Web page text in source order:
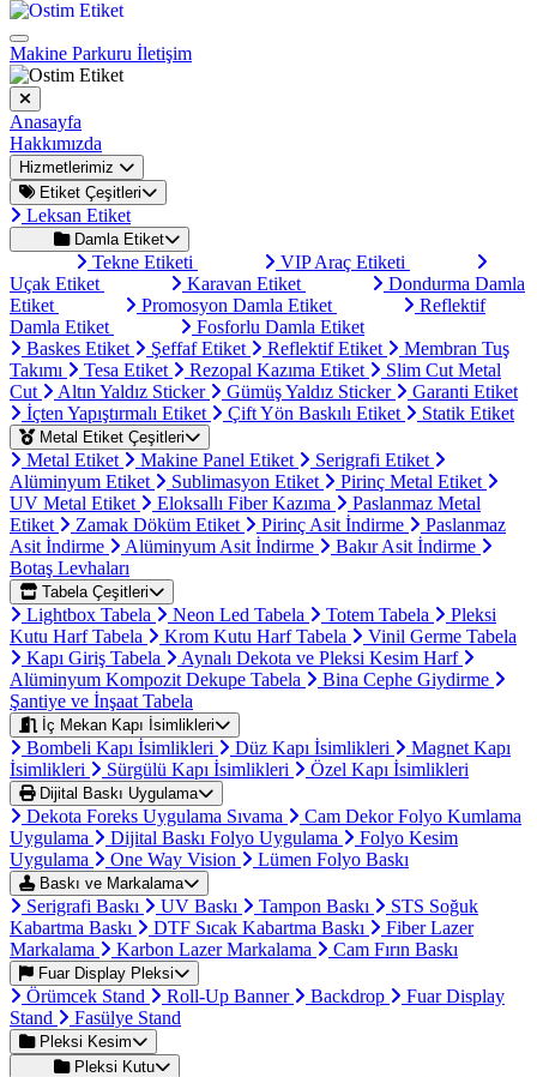
Makine Parkuru İletişim
Anasayfa
Hakkımızda
Hizmetlerimiz
Etiket Çeşitleri
Leksan Etiket
Damla Etiket
Tekne Etiketi
VIP Araç Etiketi
Uçak Etiket
Karavan Etiket
Dondurma Damla
Etiket
Promosyon Damla Etiket
Reflektif
Damla Etiket
Fosforlu Damla Etiket
Baskes Etiket
Şeffaf Etiket Reflektif Etiket
Membran Tuş
Takımı
Tesa Etiket Rezopal Kazıma Etiket
Slim Cut Metal
Cut
Altın Yaldız Sticker Gümüş Yaldız Sticker
Garanti Etiket
İçten Yapıştırmalı Etiket
Çift Yön Baskılı Etiket Statik Etiket
Metal Etiket Çeşitleri
Metal Etiket Makine Panel Etiket
Serigrafi Etiket
Alüminyum Etiket
Sublimasyon Etiket
Pirinç Metal Etiket
UV Metal Etiket
Eloksallı Fiber Kazıma
Paslanmaz Metal
Etiket
Zamak Döküm Etiket Pirinç Asit İndirme
Paslanmaz
Asit İndirme
Alüminyum Asit İndirme
Bakır Asit İndirme
Botaş Levhaları
Tabela Çeşitleri
Lightbox Tabela Neon Led Tabela Totem Tabela
Pleksi
Kutu Harf Tabela
Krom Kutu Harf Tabela
Vinil Germe Tabela
Kapı Giriş Tabela
Aynalı Dekota ve Pleksi Kesim Harf
Alüminyum Kompozit Dekupe Tabela
Bina Cephe Giydirme
Şantiye ve İnşaat Tabela
İç Mekan Kapı İsimlikleri
Bombeli Kapı İsimlikleri Düz Kapı İsimlikleri
Magnet Kapı
İsimlikleri
Sürgülü Kapı İsimlikleri Özel Kapı İsimlikleri
Dijital Baskı Uygulama
Dekota Foreks Uygulama Sıvama
Cam Dekor Folyo Kumlama
Uygulama
Dijital Baskı Folyo Uygulama
Folyo Kesim
Uygulama
One Way Vision Lümen Folyo Baskı
Baskı ve Markalama
Serigrafi Baskı UV Baskı Tampon Baskı
STS Soğuk
Kabartma Baskı
DTF Sıcak Kabartma Baskı
Fiber Lazer
Markalama
Karbon Lazer Markalama Cam Fırın Baskı
Fuar Display Pleksi
Örümcek Stand Roll-Up Banner Backdrop
Fuar Display
Stand
Fasülye Stand
Pleksi Kesim
Pleksi Kutu